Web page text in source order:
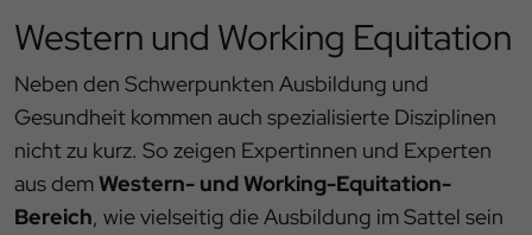
Western und Working Equitation
Neben den Schwerpunkten Ausbildung und
Gesundheit kommen auch spezialisierte Disziplinen
nicht zu kurz. So zeigen Expertinnen und Experten
aus demWestern- und Working-Equitation-
Bereich, wie vielseitig die Ausbildung im Sattel sein